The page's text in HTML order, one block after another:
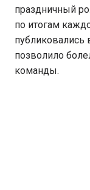
праздничный
по итогам
публиковались
позволило
команды.